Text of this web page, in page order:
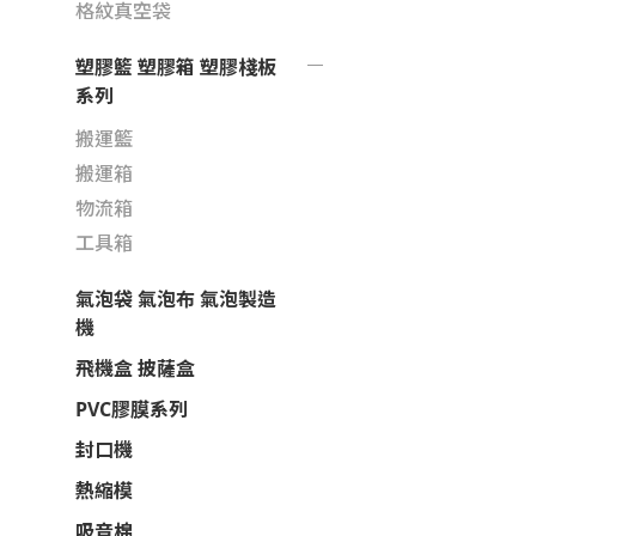
格紋真空袋
塑膠籃 塑膠箱 塑膠棧板
系列
搬運籃
搬運箱
物流箱
工具箱
氣泡袋 氣泡布 氣泡製造
機
飛機盒 披薩盒
PVC膠膜系列
封口機
熱縮模